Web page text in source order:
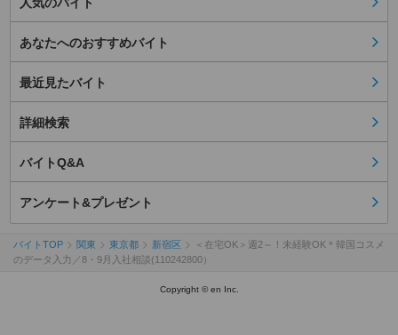
あなたへのおすすめバイト
最近見たバイト
詳細検索
バイトQ&A
アンケート&プレゼント
バイトTOP 関東 東京都 新宿区
＜在宅OK＞週2～！未経験OK＊韓国コスメ
のデータ入力／8・9月入社相談(110242800）
Copyright © en Inc.